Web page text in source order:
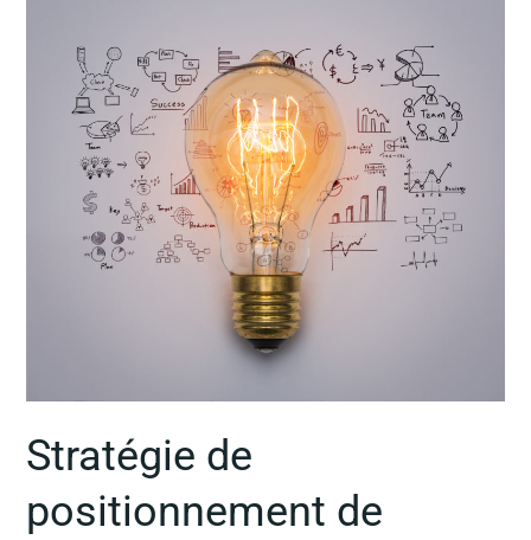
Stratégie de
positionnement de
marque